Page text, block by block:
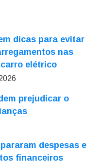
dicas para evitar
nas
elétrico
prejudicar o
despesas e
financeiros